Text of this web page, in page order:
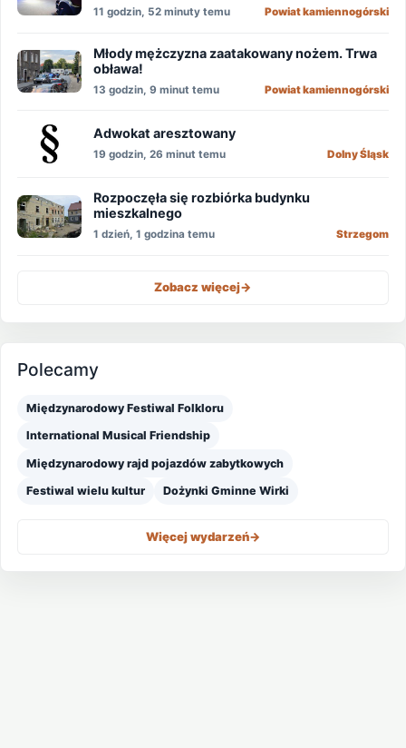
11 godzin, 52 minuty temu Powiat kamiennogórski
Młody mężczyzna zaatakowany nożem. Trwa
obława!
13 godzin, 9 minut temu Powiat kamiennogórski
Adwokat aresztowany
19 godzin, 26 minut temu Dolny Śląsk
Rozpoczęła się rozbiórka budynku
mieszkalnego
1 dzień, 1 godzina temu Strzegom
Zobacz więcej->
Polecamy
Międzynarodowy Festiwal Folkloru
International Musical Friendship
Międzynarodowy rajd pojazdów zabytkowych
Festiwal wielu kultur Dożynki Gminne Wirki
Więcej wydarzeń->